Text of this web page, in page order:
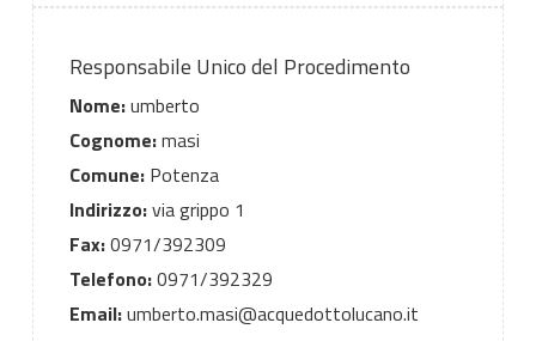
Responsabile Unico del Procedimento
Nome:umberto
Cognome:masi
Comune:Potenza
Indirizzo:via grippo 1
Fax:0971/392309
Telefono:0971/392329
Email:umberto.masi@acquedottolucano.it